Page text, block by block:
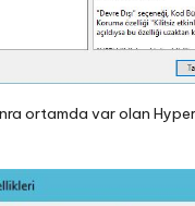
ortamda var olan